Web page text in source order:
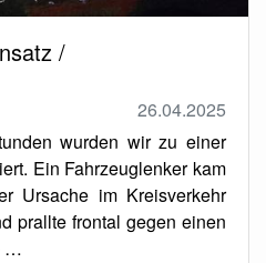
/
26.04.2025
wurden wir zu einer
Ein Fahrzeuglenker kam
Ursache im Kreisverkehr
prallte frontal gegen einen
…